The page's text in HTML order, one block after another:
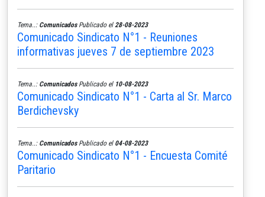
Tema..: ComunicadosPublicado el 28-08-2023
Comunicado Sindicato N°1 - Reuniones
informativas jueves 7 de septiembre 2023
Tema..: ComunicadosPublicado el 10-08-2023
Comunicado Sindicato N°1 - Carta al Sr. Marco
Berdichevsky
Tema..: ComunicadosPublicado el 04-08-2023
Comunicado Sindicato N°1 - Encuesta Comité
Paritario